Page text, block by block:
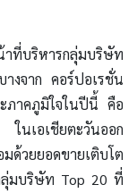
ที่บริหารกลุ่มบริษัท
งจาก คอร์ปอเรชั่น
ภาคภูมิใจในปีนี้ คือ
นเอเชียตะวันออก
ด้วยยอดขายเติบโต
ลุ่มบริษัท Top 20 ที่